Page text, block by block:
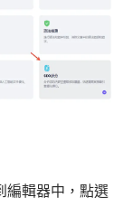
編輯器中，點選